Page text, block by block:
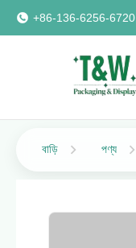
+86-136-6256-6720
বাড়ি পণ্য